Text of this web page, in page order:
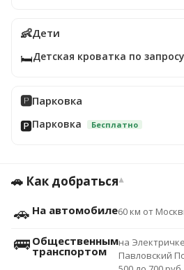
👶Дети
🛏️Детская кроватка по запросу
🅿️Парковка
🅿️Парковка Бесплатно
🚗 Как добраться▾
🚗 На автомобиле60 км от
🚌 Общественным
транспортом
на
Павловский